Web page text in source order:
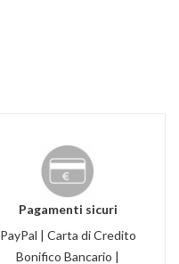
Pagamenti sicuri
PayPal | Carta di Credito
Bonifico Bancario |